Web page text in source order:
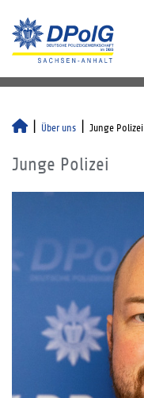
Über uns Junge Polizei
Junge Polizei